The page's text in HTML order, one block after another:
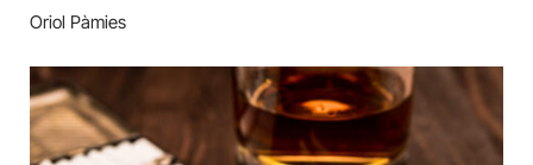
Oriol Pàmies